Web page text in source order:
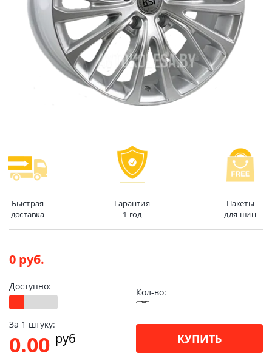
Быстрая
доставка
Гарантия
1 год
Пакеты
для шин
0 руб.
Доступно:
Кол-во:
За 1 штуку:
0.00 pуб КУПИТЬ